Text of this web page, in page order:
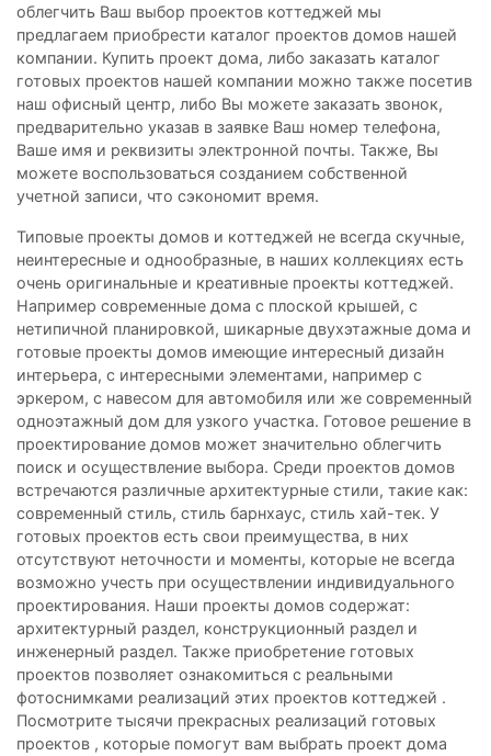
облегчить Ваш выбор проектов коттеджей мы
предлагаем приобрести каталог проектов домов нашей
компании. Купить проект дома, либо заказать каталог
готовых проектов нашей компании можно также посетив
наш офисный центр, либо Вы можете заказать звонок,
предварительно указав в заявке Ваш номер телефона,
Ваше имя и реквизиты электронной почты. Также, Вы
можете воспользоваться созданием собственной
учетной записи, что сэкономит время.
Типовые проекты домов и коттеджей не всегда скучные,
неинтересные и однообразные, в наших коллекциях есть
очень оригинальные и креативные проекты коттеджей.
Например современные дома с плоской крышей, с
нетипичной планировкой, шикарные двухэтажные дома и
готовые проекты домов имеющие интересный дизайн
интерьера, с интересными элементами, например с
эркером, с навесом для автомобиля или же современный
одноэтажный дом для узкого участка. Готовое решение в
проектирование домов может значительно облегчить
поиск и осуществление выбора. Среди проектов домов
встречаются различные архитектурные стили, такие как:
современный стиль, стиль барнхаус, стиль хай-тек. У
готовых проектов есть свои преимущества, в них
отсутствуют неточности и моменты, которые не всегда
возможно учесть при осуществлении индивидуального
проектирования. Наши проекты домов содержат:
архитектурный раздел, конструкционный раздел и
инженерный раздел. Также приобретение готовых
проектов позволяет ознакомиться с реальными
фотоснимками реализаций этих проектов коттеджей .
Посмотрите тысячи прекрасных реализаций готовых
проектов , которые помогут вам выбрать проект дома